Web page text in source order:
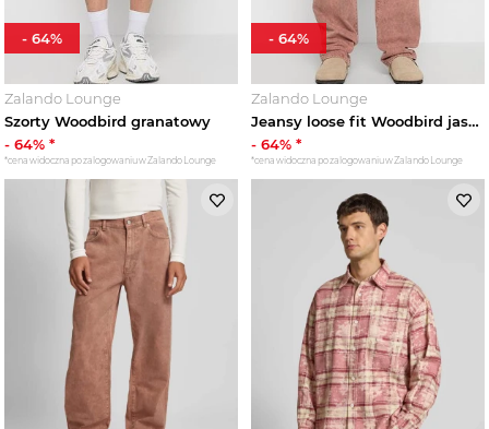
Zalando Lounge
Szorty Woodbird granatowy
- 64% *
*cena widoczna po zalogowaniu w Zalando Lounge
- 64%
Zalando Lounge
Jeansy loose fit Woodbird jasnoczerwony
- 64% *
*cena widoczna po zalogowaniu w Zalando Lounge
- 64%